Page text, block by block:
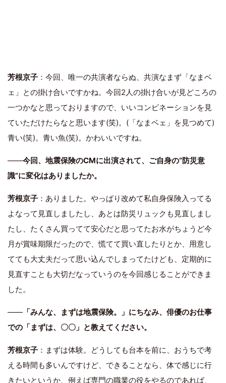
芳根京子 ：今回、唯一の共演者ならぬ、共演なまず「なまベ
ェ」との掛け合いですかね。今回2人の掛け合いが見どころの
一つかなと思っておりますので、いいコンビネーションを見
ていただけたらなと思います(笑)。(「なまベェ」を見つめて)
青い(笑)。青い魚(笑)。かわいいですね。
――今回、地震保険のCMに出演されて、ご自身の“防災意
識”に変化はありましたか。
芳根京子 ：ありました。やっぱり改めて私自身保険入ってる
よなって見直しましたし、あとは防災リュックも見直しまし
たし、たくさん買ってて安心だと思ってたお水がちょうど今
月が賞味期限だったので、慌てて買い直したりとか、用意し
てても大丈夫だって思い込んでしまってたけども、定期的に
見直すことも大切だなっていうのを今回感じることができま
した。
―― 「みんな、まずは地震保険。」にちなみ、俳優のお仕事
での「まずは、〇〇」と教えてください。
芳根京子 ：まずは体験。どうしても台本を前に、おうちで考
える時間も多いんですけど、できることなら、体で感じに行
きたいというか、例えば専門の職業の役をやるのであれば、